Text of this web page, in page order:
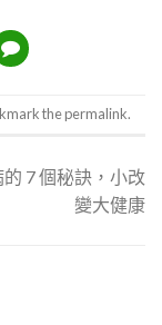
thepermalink.
7 個秘訣，小改
變大健康